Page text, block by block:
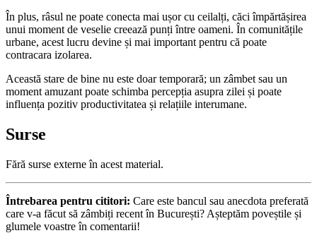
În plus, râsul ne poate conecta mai ușor cu ceilalți, căci împărtășirea
unui moment de veselie creează punți între oameni. În comunitățile
urbane, acest lucru devine și mai important pentru că poate
contracara izolarea.
Această stare de bine nu este doar temporară; un zâmbet sau un
moment amuzant poate schimba percepția asupra zilei și poate
influența pozitiv productivitatea și relațiile interumane.
Surse
Fără surse externe în acest material.
Întrebarea pentru cititori: Care este bancul sau anecdota preferată
care v-a făcut să zâmbiți recent în București? Așteptăm poveștile și
glumele voastre în comentarii!